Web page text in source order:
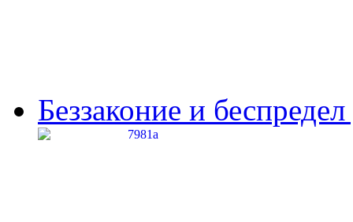
Беззаконие и